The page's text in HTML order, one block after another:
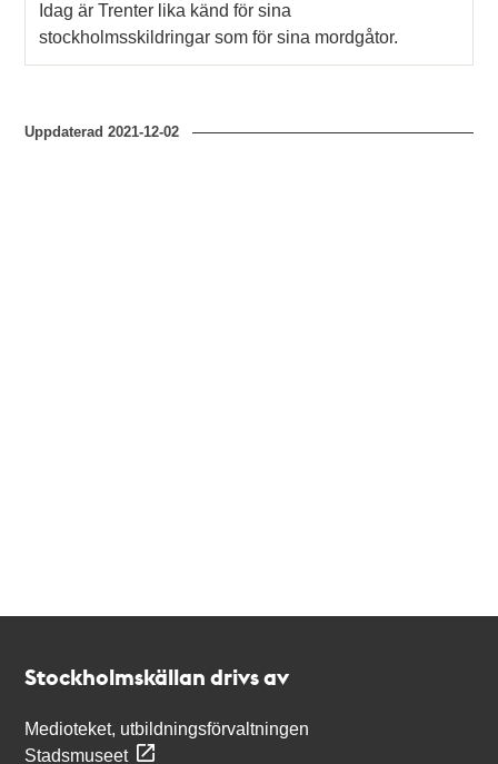
Idag är Trenter lika känd för sina
stockholmsskildringar som för sina mordgåtor.
Uppdaterad2021-12-02
Stockholmskällan drivs av
Medioteket, utbildningsförvaltningen
Stadsmuseet